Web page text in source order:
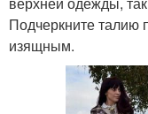
Подчеркните талию
изящным.